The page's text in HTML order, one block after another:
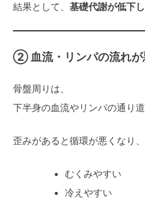
結果として、基礎代謝が低下
② 血流・リンパの流れが
骨盤周りは、
下半身の血流やリンパの通り道
歪みがあると循環が悪くなり、
むくみやすい
冷えやすい